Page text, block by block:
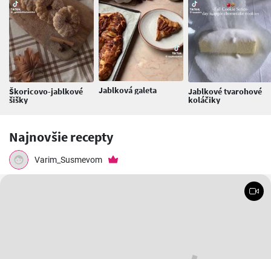
Škoricovo-jablkové
šišky
Jablková galeta Jablkové tvarohové
koláčiky
Najnovšie recepty
Varim_Susmevom